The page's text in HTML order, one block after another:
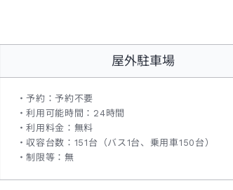
屋外駐車場
予約：予約不要
利用可能時間：24時間
利用料金：無料
収容台数：151台（バス1台、乗用車150台）
制限等：無